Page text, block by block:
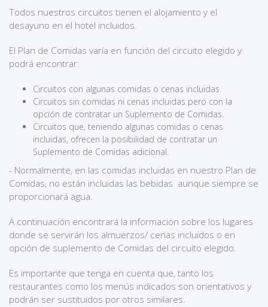
Todos nuestros circuitos tienen el alojamiento y el
desayuno en el hotel incluidos.
El Plan de Comidas varía en función del circuito elegido y
podrá encontrar:
Circuitos con algunas comidas o cenas incluidas.
Circuitos sin comidas ni cenas incluidas pero con la
opción de contratar un Suplemento de Comidas.
Circuitos que, teniendo algunas comidas o cenas
incluidas, ofrecen la posibilidad de contratar un
Suplemento de Comidas adicional.
- Normalmente, en las comidas incluidas en nuestro Plan de
Comidas, no están incluidas las bebidas aunque siempre se
proporcionará agua.
A continuación encontrará la información sobre los lugares
donde se servirán los almuerzos/ cenas incluidos o en
opción de suplemento de Comidas del circuito elegido.
Es importante que tenga en cuenta que, tanto los
restaurantes como los menús indicados son orientativos y
podrán ser sustituidos por otros similares.